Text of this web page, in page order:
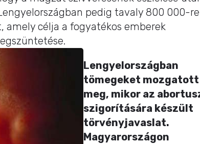
pedig tavaly 800 000-
célja a fogyatékos emberek
Lengyelországban
tömegeket mozgatott
meg, mikor az
szigorítására készült
törvényjavaslat.
Magyarországon